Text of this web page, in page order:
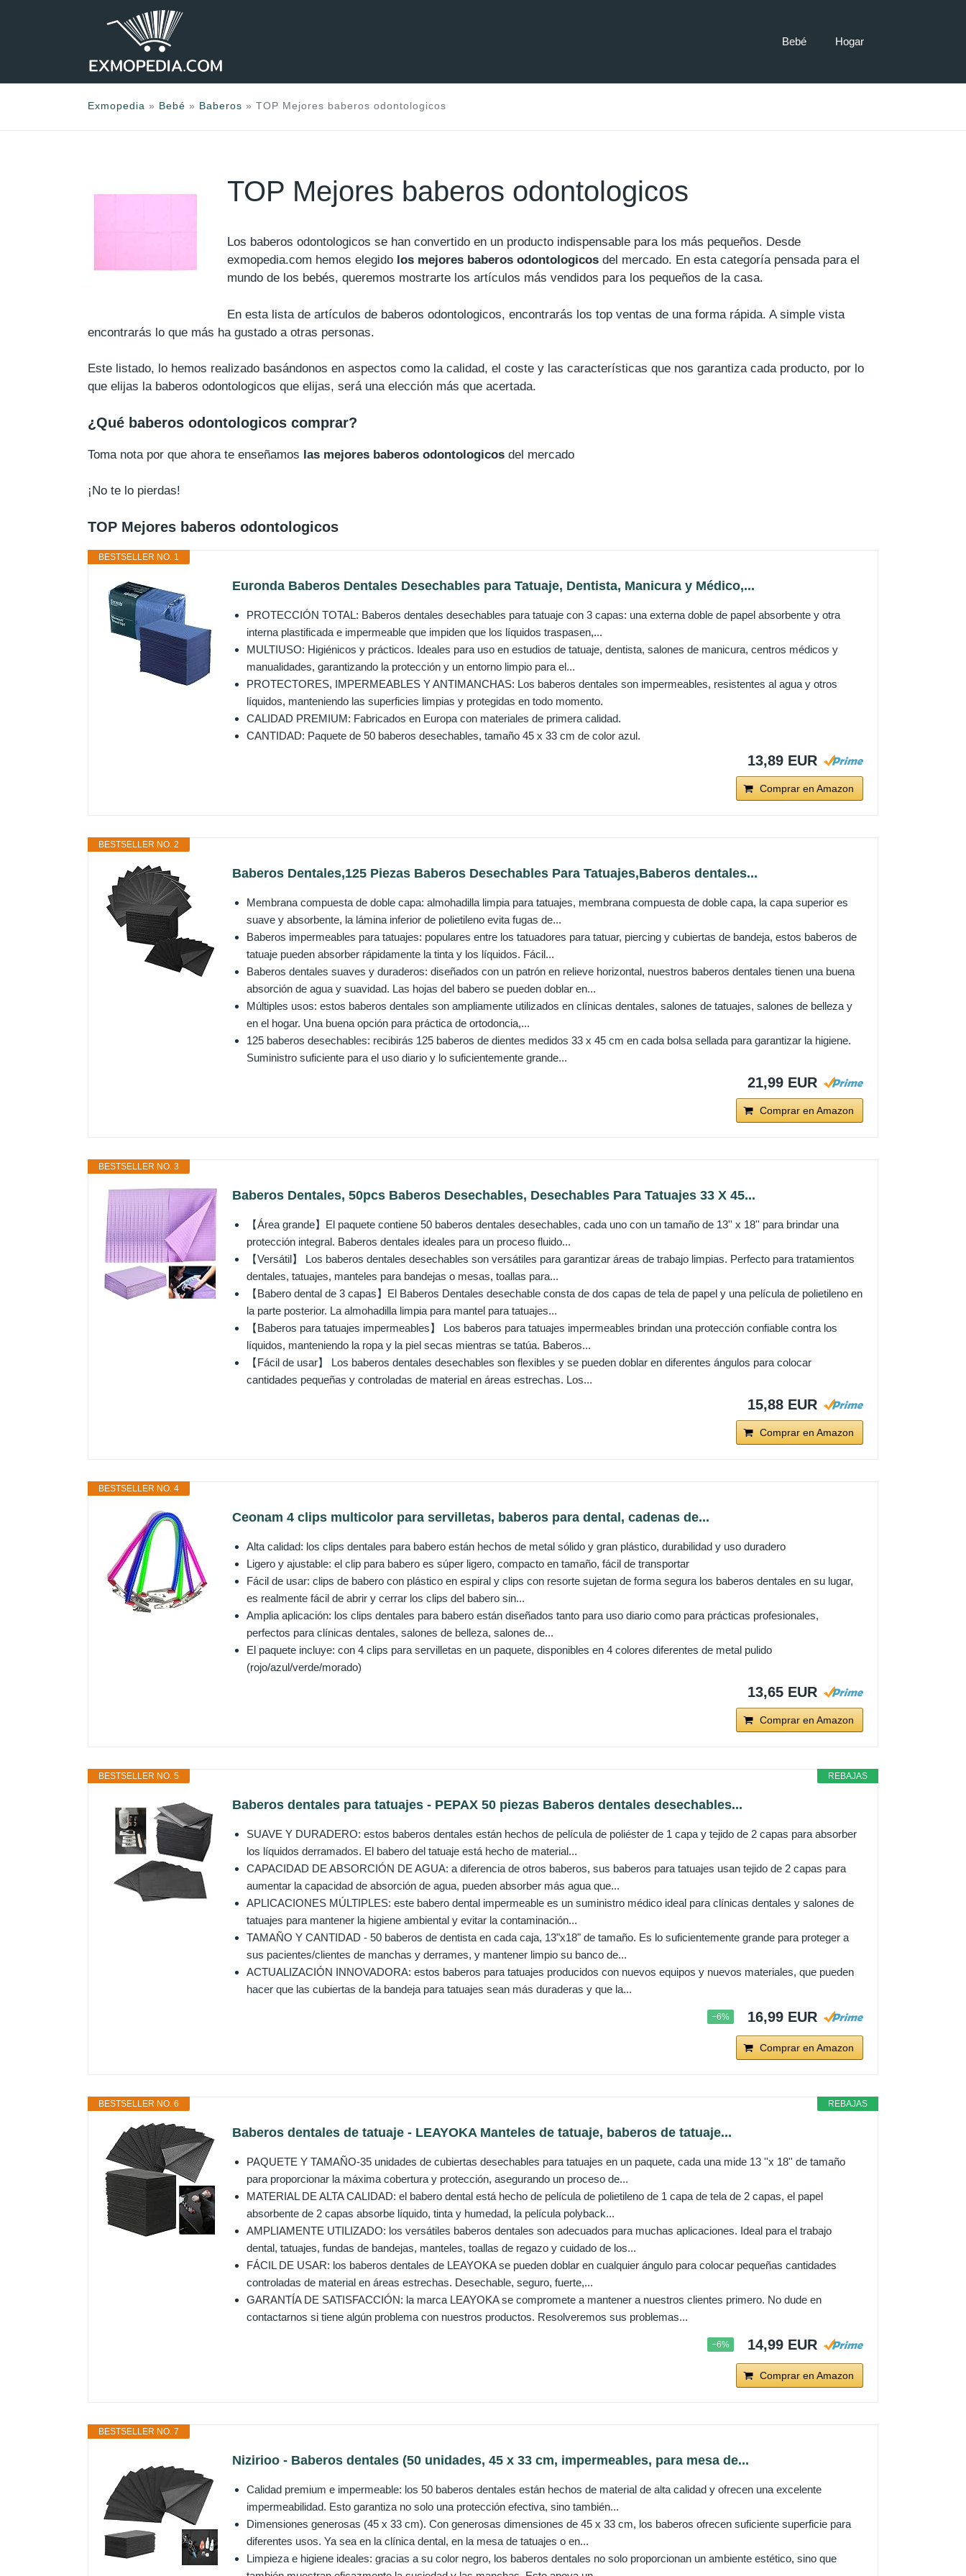
Bebé Hogar
Exmopedia » Bebé » Baberos » TOP Mejores baberos odontologicos
TOP Mejores baberos odontologicos
Los baberos odontologicos se han convertido en un producto indispensable para los más pequeños. Desde
exmopedia.com hemos elegido los mejores baberos odontologicos del mercado. En esta categoría pensada para el
mundo de los bebés, queremos mostrarte los artículos más vendidos para los pequeños de la casa.
En esta lista de artículos de baberos odontologicos, encontrarás los top ventas de una forma rápida. A simple vista
encontrarás lo que más ha gustado a otras personas.
Este listado, lo hemos realizado basándonos en aspectos como la calidad, el coste y las características que nos garantiza cada producto, por lo
que elijas la baberos odontologicos que elijas, será una elección más que acertada.
¿Qué baberos odontologicos comprar?
Toma nota por que ahora te enseñamos las mejores baberos odontologicos del mercado
¡No te lo pierdas!
TOP Mejores baberos odontologicos
BESTSELLER NO. 1
Euronda Baberos Dentales Desechables para Tatuaje, Dentista, Manicura y Médico,...
PROTECCIÓN TOTAL: Baberos dentales desechables para tatuaje con 3 capas: una externa doble de papel absorbente y otra
interna plastificada e impermeable que impiden que los líquidos traspasen,...
MULTIUSO: Higiénicos y prácticos. Ideales para uso en estudios de tatuaje, dentista, salones de manicura, centros médicos y
manualidades, garantizando la protección y un entorno limpio para el...
PROTECTORES, IMPERMEABLES Y ANTIMANCHAS: Los baberos dentales son impermeables, resistentes al agua y otros
líquidos, manteniendo las superficies limpias y protegidas en todo momento.
CALIDAD PREMIUM: Fabricados en Europa con materiales de primera calidad.
CANTIDAD: Paquete de 50 baberos desechables, tamaño 45 x 33 cm de color azul.
13,89 EUR
Comprar en Amazon
BESTSELLER NO. 2
Baberos Dentales,125 Piezas Baberos Desechables Para Tatuajes,Baberos dentales...
Membrana compuesta de doble capa: almohadilla limpia para tatuajes, membrana compuesta de doble capa, la capa superior es
suave y absorbente, la lámina inferior de polietileno evita fugas de...
Baberos impermeables para tatuajes: populares entre los tatuadores para tatuar, piercing y cubiertas de bandeja, estos baberos de
tatuaje pueden absorber rápidamente la tinta y los líquidos. Fácil...
Baberos dentales suaves y duraderos: diseñados con un patrón en relieve horizontal, nuestros baberos dentales tienen una buena
absorción de agua y suavidad. Las hojas del babero se pueden doblar en...
Múltiples usos: estos baberos dentales son ampliamente utilizados en clínicas dentales, salones de tatuajes, salones de belleza y
en el hogar. Una buena opción para práctica de ortodoncia,...
125 baberos desechables: recibirás 125 baberos de dientes medidos 33 x 45 cm en cada bolsa sellada para garantizar la higiene.
Suministro suficiente para el uso diario y lo suficientemente grande...
21,99 EUR
Comprar en Amazon
BESTSELLER NO. 3
Baberos Dentales, 50pcs Baberos Desechables, Desechables Para Tatuajes 33 X 45...
【Área grande】El paquete contiene 50 baberos dentales desechables, cada uno con un tamaño de 13'' x 18'' para brindar una
protección integral. Baberos dentales ideales para un proceso fluido...
【Versátil】 Los baberos dentales desechables son versátiles para garantizar áreas de trabajo limpias. Perfecto para tratamientos
dentales, tatuajes, manteles para bandejas o mesas, toallas para...
【Babero dental de 3 capas】El Baberos Dentales desechable consta de dos capas de tela de papel y una película de polietileno en
la parte posterior. La almohadilla limpia para mantel para tatuajes...
【Baberos para tatuajes impermeables】 Los baberos para tatuajes impermeables brindan una protección confiable contra los
líquidos, manteniendo la ropa y la piel secas mientras se tatúa. Baberos...
【Fácil de usar】 Los baberos dentales desechables son flexibles y se pueden doblar en diferentes ángulos para colocar
cantidades pequeñas y controladas de material en áreas estrechas. Los...
15,88 EUR
Comprar en Amazon
BESTSELLER NO. 4
Ceonam 4 clips multicolor para servilletas, baberos para dental, cadenas de...
Alta calidad: los clips dentales para babero están hechos de metal sólido y gran plástico, durabilidad y uso duradero
Ligero y ajustable: el clip para babero es súper ligero, compacto en tamaño, fácil de transportar
Fácil de usar: clips de babero con plástico en espiral y clips con resorte sujetan de forma segura los baberos dentales en su lugar,
es realmente fácil de abrir y cerrar los clips del babero sin...
Amplia aplicación: los clips dentales para babero están diseñados tanto para uso diario como para prácticas profesionales,
perfectos para clínicas dentales, salones de belleza, salones de...
El paquete incluye: con 4 clips para servilletas en un paquete, disponibles en 4 colores diferentes de metal pulido
(rojo/azul/verde/morado)
13,65 EUR
Comprar en Amazon
REBAJAS
BESTSELLER NO. 5
Baberos dentales para tatuajes - PEPAX 50 piezas Baberos dentales desechables...
SUAVE Y DURADERO: estos baberos dentales están hechos de película de poliéster de 1 capa y tejido de 2 capas para absorber
los líquidos derramados. El babero del tatuaje está hecho de material...
CAPACIDAD DE ABSORCIÓN DE AGUA: a diferencia de otros baberos, sus baberos para tatuajes usan tejido de 2 capas para
aumentar la capacidad de absorción de agua, pueden absorber más agua que...
APLICACIONES MÚLTIPLES: este babero dental impermeable es un suministro médico ideal para clínicas dentales y salones de
tatuajes para mantener la higiene ambiental y evitar la contaminación...
TAMAÑO Y CANTIDAD - 50 baberos de dentista en cada caja, 13"x18" de tamaño. Es lo suficientemente grande para proteger a
sus pacientes/clientes de manchas y derrames, y mantener limpio su banco de...
ACTUALIZACIÓN INNOVADORA: estos baberos para tatuajes producidos con nuevos equipos y nuevos materiales, que pueden
hacer que las cubiertas de la bandeja para tatuajes sean más duraderas y que la...
−6% 16,99 EUR
Comprar en Amazon
REBAJAS
BESTSELLER NO. 6
Baberos dentales de tatuaje - LEAYOKA Manteles de tatuaje, baberos de tatuaje...
PAQUETE Y TAMAÑO-35 unidades de cubiertas desechables para tatuajes en un paquete, cada una mide 13 ''x 18'' de tamaño
para proporcionar la máxima cobertura y protección, asegurando un proceso de...
MATERIAL DE ALTA CALIDAD: el babero dental está hecho de película de polietileno de 1 capa de tela de 2 capas, el papel
absorbente de 2 capas absorbe líquido, tinta y humedad, la película polyback...
AMPLIAMENTE UTILIZADO: los versátiles baberos dentales son adecuados para muchas aplicaciones. Ideal para el trabajo
dental, tatuajes, fundas de bandejas, manteles, toallas de regazo y cuidado de los...
FÁCIL DE USAR: los baberos dentales de LEAYOKA se pueden doblar en cualquier ángulo para colocar pequeñas cantidades
controladas de material en áreas estrechas. Desechable, seguro, fuerte,...
GARANTÍA DE SATISFACCIÓN: la marca LEAYOKA se compromete a mantener a nuestros clientes primero. No dude en
contactarnos si tiene algún problema con nuestros productos. Resolveremos sus problemas...
−6% 14,99 EUR
Comprar en Amazon
BESTSELLER NO. 7
Nizirioo - Baberos dentales (50 unidades, 45 x 33 cm, impermeables, para mesa de...
Calidad premium e impermeable: los 50 baberos dentales están hechos de material de alta calidad y ofrecen una excelente
impermeabilidad. Esto garantiza no solo una protección efectiva, sino también...
Dimensiones generosas (45 x 33 cm). Con generosas dimensiones de 45 x 33 cm, los baberos ofrecen suficiente superficie para
diferentes usos. Ya sea en la clínica dental, en la mesa de tatuajes o en...
Limpieza e higiene ideales: gracias a su color negro, los baberos dentales no solo proporcionan un ambiente estético, sino que